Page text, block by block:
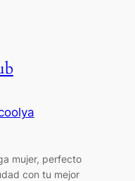
mujer, perfecto
con tu mejor